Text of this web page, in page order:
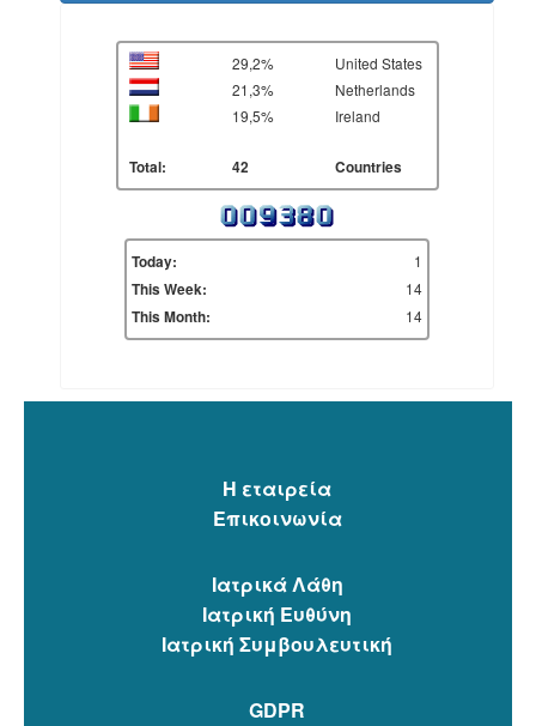
29,2%
United States
21,3%
Netherlands
19,5%
Ireland
Total: 42 Countries
Today:
1
This Week:
14
This Month:
14
Η εταιρεία
Επικοινωνία
Ιατρικά Λάθη
Ιατρική Ευθύνη
Ιατρική Συμβουλευτική
GDPR